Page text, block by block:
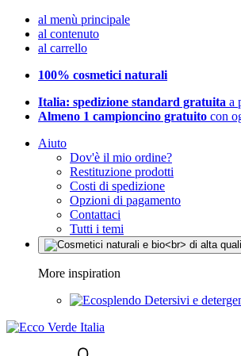
al menù principale
al contenuto
al carrello
100% cosmetici naturali
Italia: spedizione standard gratuita a
Almeno 1 campioncino gratuito con
Aiuto
Dov'è il mio ordine?
Restituzione prodotti
Costi di spedizione
Opzioni di pagamento
Contattaci
Tutti i temi
More inspiration
Detersivi e